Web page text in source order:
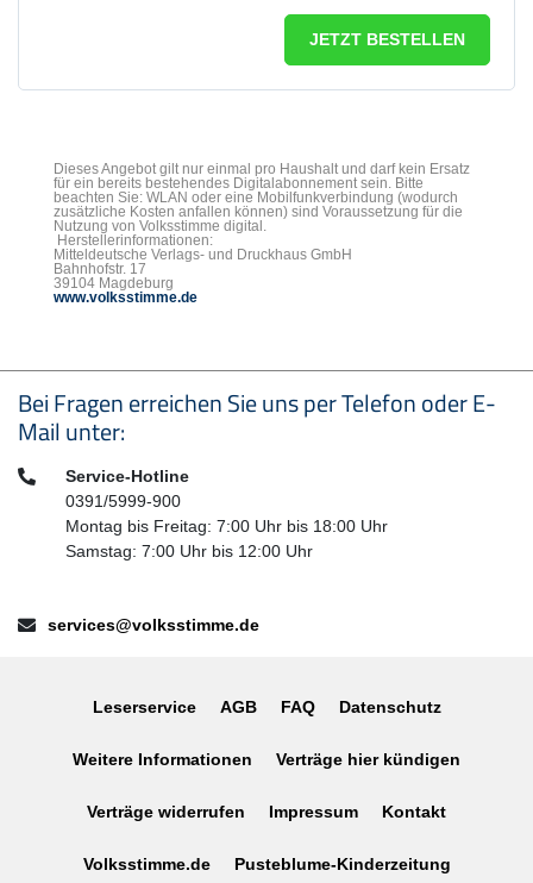
JETZT BESTELLEN
Dieses Angebot gilt nur einmal pro Haushalt und darf kein Ersatz
für ein bereits bestehendes Digitalabonnement sein. Bitte
beachten Sie: WLAN oder eine Mobilfunkverbindung (wodurch
zusätzliche Kosten anfallen können) sind Voraussetzung für die
Nutzung von Volksstimme digital.
Herstellerinformationen:
Mitteldeutsche Verlags- und Druckhaus GmbH
Bahnhofstr. 17
39104 Magdeburg
www.volksstimme.de
Seitenfußbereich
Bei Fragen erreichen Sie uns per Telefon oder E-
Mail unter:
Telefon:Service-Hotline
0391/5999-900
Montag bis Freitag: 7:00 Uhr bis 18:00 Uhr
Samstag: 7:00 Uhr bis 12:00 Uhr
E-Mail:services@volksstimme.de
Leserservice AGB FAQ Datenschutz
Weitere Informationen Verträge hier kündigen
Verträge widerrufen Impressum Kontakt
Volksstimme.de Pusteblume-Kinderzeitung